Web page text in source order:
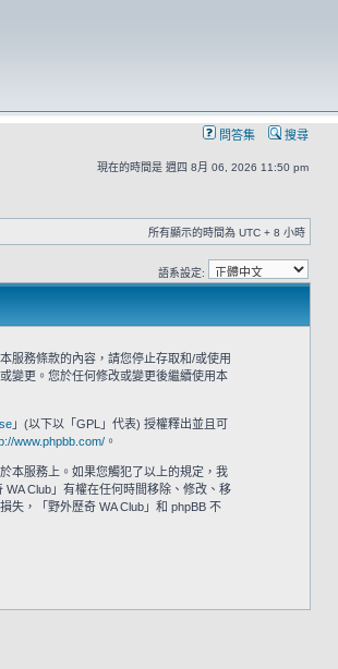
問答集 搜尋
現在的時間是 週四 8月 06, 2026 11:50 pm
所有顯示的時間為 UTC + 8 小時
語系設定:
服務條款的內容，請您停止存取和/或使用
變更。您於任何修改或變更後繼續使用本
」(以下以「GPL」代表) 授權釋出並且可
www.phpbb.com/。
本服務上。如果您觸犯了以上的規定，我
Club」有權在任何時間移除、修改、移
失，「野外歷奇 WA Club」和 phpBB 不